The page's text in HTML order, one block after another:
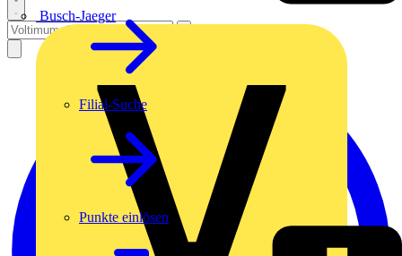
Busch-Jaeger
Filial-Suche
Punkte einlösen